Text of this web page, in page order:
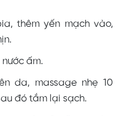
thêm yến mạch vào,
ấm.
da, massage nhẹ 10
đó tắm lại sạch.